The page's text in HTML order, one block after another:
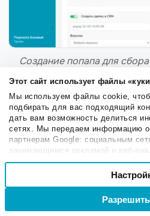
Этот сайт использует файлы
Мы используем файлы cookie,
подбирать для вас подходящий
дать вам возможность делиться
сетях. Мы передаем информацию о
партнерам Google: социальным
занимающимся рекламой и веб-
могут комбинировать эти
информацией, а также данными,
использовании вами их сервисов.
Выбор
Настроечные
Создание попапа для
Советуем
«Как сделать
раздражает, а
конверсии »;
«Как создавать
сбора email
примеры».